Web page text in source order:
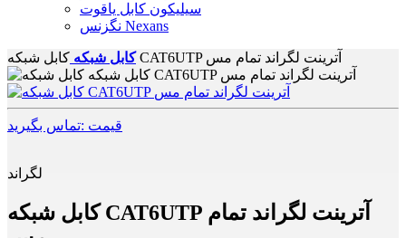
سیلیکون کابل یاقوت
نگزنس Nexans
کابل شبکه کابل شبکه CAT6UTP آترینت لگراند تمام مس
قیمت :تماس بگیرید
لگراند
کابل شبکه CAT6UTP آترینت لگراند تمام